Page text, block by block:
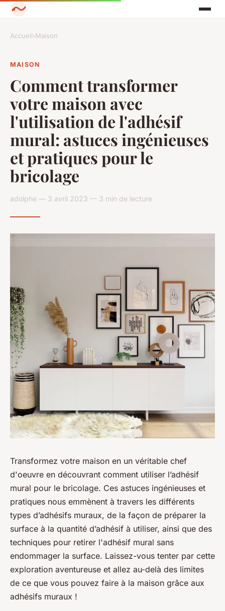
Accueil›Maison
MAISON
Comment transformer
votre maison avec
l'utilisation de l'adhésif
mural: astuces ingénieuses
et pratiques pour le
bricolage
adolphe — 3 avril 2023 — 3 min de lecture
Transformez votre maison en un véritable chef
d'oeuvre en découvrant comment utiliser l’adhésif
mural pour le bricolage. Ces astuces ingénieuses et
pratiques nous emmènent à travers les différents
types d’adhésifs muraux, de la façon de préparer la
surface à la quantité d’adhésif à utiliser, ainsi que des
techniques pour retirer l'adhésif mural sans
endommager la surface. Laissez-vous tenter par cette
exploration aventureuse et allez au-delà des limites
de ce que vous pouvez faire à la maison grâce aux
adhésifs muraux !